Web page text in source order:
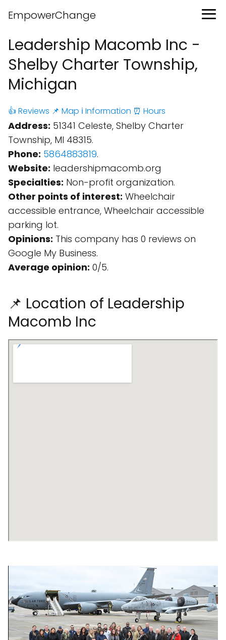
EmpowerChange
Leadership Macomb Inc -
Shelby Charter Township,
Michigan
👍 Reviews 📌 Map ℹ️ Information ⏰ Hours
Address: 51341 Celeste, Shelby Charter
Township, MI 48315.
Phone: 5864883819.
Website: leadershipmacomb.org
Specialties: Non-profit organization.
Other points of interest: Wheelchair
accessible entrance, Wheelchair accessible
parking lot.
Opinions: This company has 0 reviews on
Google My Business.
Average opinion: 0/5.
📌 Location of Leadership
Macomb Inc